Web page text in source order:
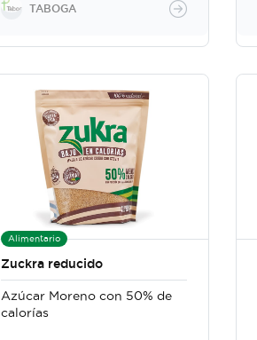
TABOGA
Alimentario
Zuckra reducido
Azúcar Moreno con 50% de
calorías